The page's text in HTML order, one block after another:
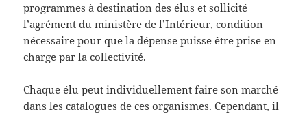
programmes à destination des élus et sollicité
l’agrément du ministère de l’Intérieur, condition
nécessaire pour que la dépense puisse être prise en
charge par la collectivité.
Chaque élu peut individuellement faire son marché
dans les catalogues de ces organismes. Cependant, il